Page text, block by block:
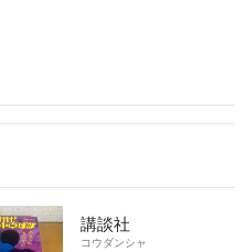
講談社
コウダンシャ